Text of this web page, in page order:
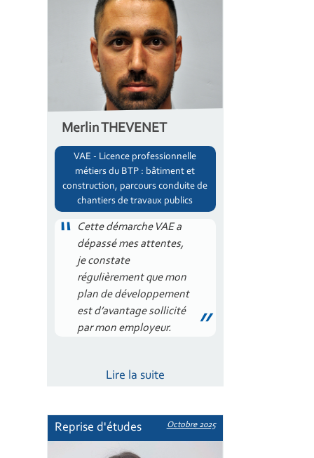
Merlin THEVENET
VAE - Licence professionnelle
métiers du BTP : bâtiment et
construction, parcours conduite de
chantiers de travaux publics
Cette démarche VAE a
dépassé mes attentes,
je constate
régulièrement que mon
plan de développement
est d’avantage sollicité
par mon employeur.
Lire la suite
Reprise d'études Octobre 2025